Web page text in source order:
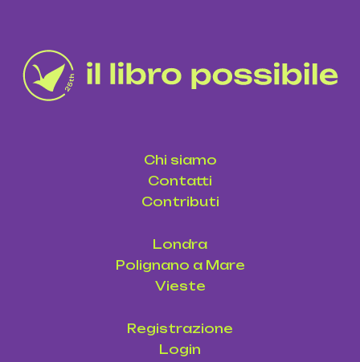
Chi siamo
Contatti
Contributi
Londra
Polignano a Mare
Vieste
Registrazione
Login